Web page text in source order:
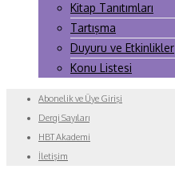
Kitap Tanıtımları
Tartışma
Duyuru ve Etkinlikler
Konu Listesi
Abonelik ve Üye Girişi
Dergi Sayıları
HBT Akademi
İletişim